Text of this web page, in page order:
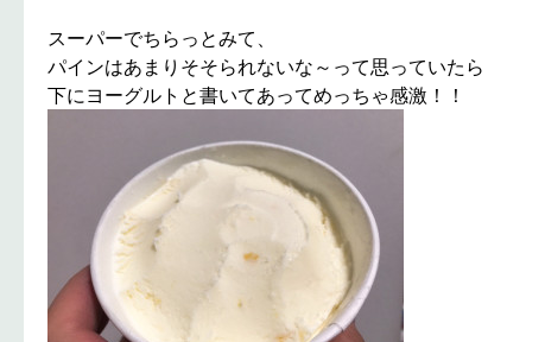
スーパーでちらっとみて、
パインはあまりそそられないな～って思っていたら
下にヨーグルトと書いてあってめっちゃ感激！！